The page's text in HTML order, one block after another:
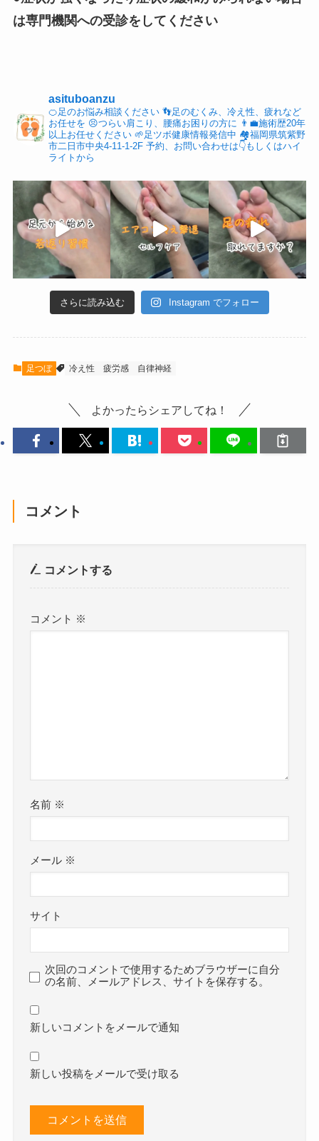
は専門機関への受診をしてください
asituboanzu
🍊足のお悩み相談ください👣足のむくみ、冷え性、疲れなど
お任せを 😣つらい肩こり、腰痛お困りの方に 👨‍💼施術歴20年
以上お任せください🌱足ツボ健康情報発信中 🏘福岡県筑紫野
市二日市中央4-11-1-2F予約、お問い合わせは👇もしくはハイ
ライトから
さらに読み込む Instagram でフォロー
足つぼ 冷え性 疲労感 自律神経
よかったらシェアしてね！
コメント
コメントする
コメント ※
名前 ※
メール ※
サイト
次回のコメントで使用するためブラウザーに自分
の名前、メールアドレス、サイトを保存する。
新しいコメントをメールで通知
新しい投稿をメールで受け取る